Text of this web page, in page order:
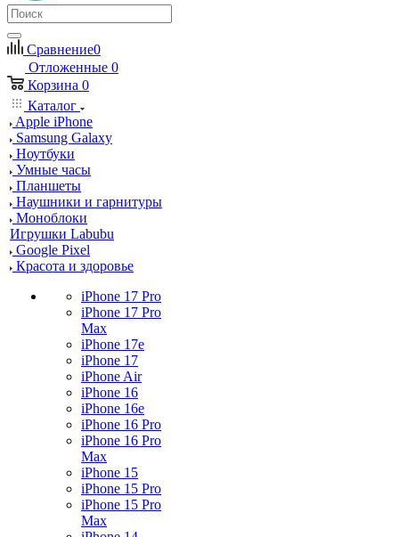
Сравнение0
Отложенные 0
Корзина 0
Каталог
Apple iPhone
Samsung Galaxy
Ноутбуки
Умные часы
Планшеты
Наушники и гарнитуры
Моноблоки
Игрушки Labubu
Google Pixel
Красота и здоровье
iPhone 17 Pro
iPhone 17 Pro
Max
iPhone 17e
iPhone 17
iPhone Air
iPhone 16
iPhone 16e
iPhone 16 Pro
iPhone 16 Pro
Max
iPhone 15
iPhone 15 Pro
iPhone 15 Pro
Max